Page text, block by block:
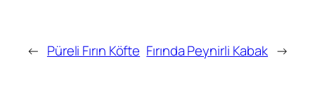
← Püreli Fırın Köfte Fırında Peynirli Kabak →